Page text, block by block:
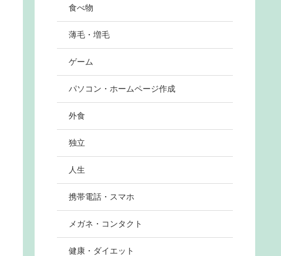
食べ物
薄毛・増毛
ゲーム
パソコン・ホームページ作成
外食
独立
人生
携帯電話・スマホ
メガネ・コンタクト
健康・ダイエット